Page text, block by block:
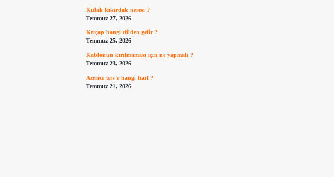
Kulak kıkırdak neresi ?
Temmuz 27, 2026
Ketçap hangi dilden gelir ?
Temmuz 25, 2026
Kablonun kırılmaması için ne yapmalı ?
Temmuz 23, 2026
Azerice ters’e hangi harf ?
Temmuz 21, 2026